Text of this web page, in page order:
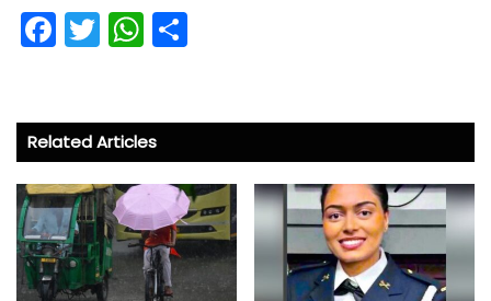
Fa
ce
o
ok
T
wi
er
W
ha
A
p
p
Related Articles